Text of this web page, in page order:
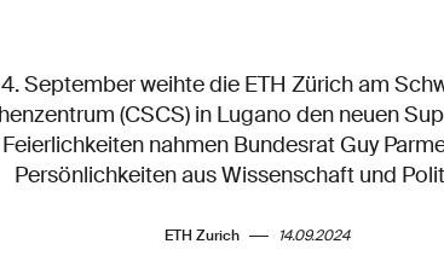
September weihte die ETH Zürich am
(CSCS) in Lugano den neuen
nahmen Bundesrat Guy
Persönlichkeiten aus Wissenschaft und
ETH Zurich 14.09.2024